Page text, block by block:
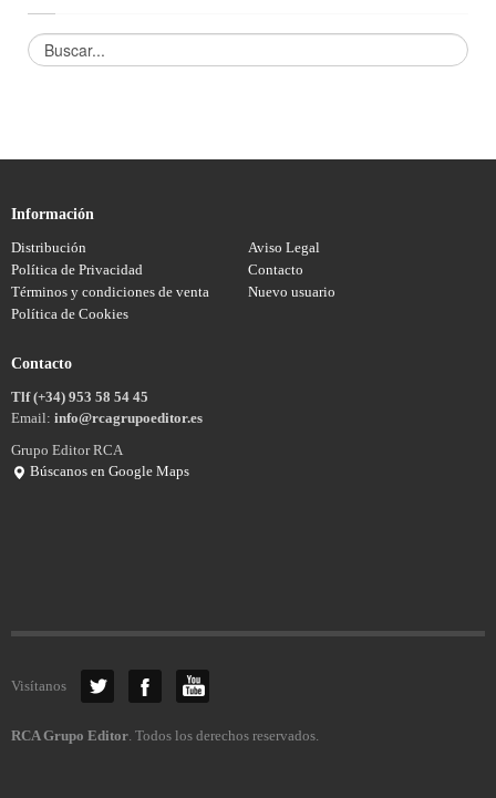
Información
Distribución
Aviso Legal
Política de Privacidad
Contacto
Términos y condiciones de venta
Nuevo usuario
Política de Cookies
Contacto
Tlf (+34) 953 58 54 45
Email: info@rcagrupoeditor.es
Grupo Editor RCA
Búscanos en Google Maps
Visítanos
RCA Grupo Editor. Todos los derechos reservados.